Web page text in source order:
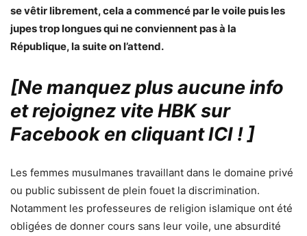
se vêtir librement, cela a commencé par le voile puis les
jupes trop longues qui ne conviennent pas à la
République, la suite on l’attend.
[Ne manquez plus aucune info
et rejoignez vite HBK sur
Facebook en cliquant ICI !]
Les femmes musulmanes travaillant dans le domaine privé
ou public subissent de plein fouet la discrimination.
Notamment les professeures de religion islamique ont été
obligées de donner cours sans leur voile, une absurdité